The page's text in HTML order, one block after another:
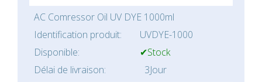
AC Comressor Oil UV DYE 1000ml
Identification produit:
UVDYE-1000
Disponible:
✔Stock
Délai de livraison:
3Jour